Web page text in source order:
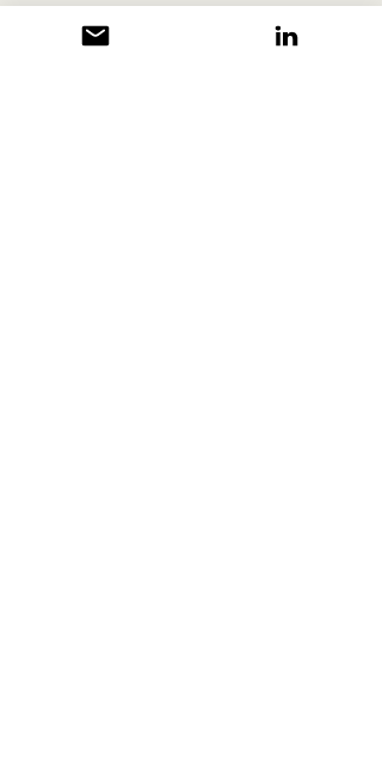
Apotheker zu agieren.